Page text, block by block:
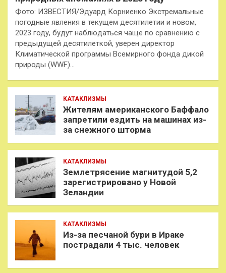
Фото: ИЗВЕСТИЯ/Эдуард Корниенко Экстремальные
погодные явления в текущем десятилетии и новом,
2023 году, будут наблюдаться чаще по сравнению с
предыдущей десятилеткой, уверен директор
Климатической программы Всемирного фонда дикой
природы (WWF)…
КАТАКЛИЗМЫ
Жителям американского Баффало
запретили ездить на машинах из-
за снежного шторма
КАТАКЛИЗМЫ
Землетрясение магнитудой 5,2
зарегистрировано у Новой
Зеландии
КАТАКЛИЗМЫ
Из-за песчаной бури в Ираке
пострадали 4 тыс. человек